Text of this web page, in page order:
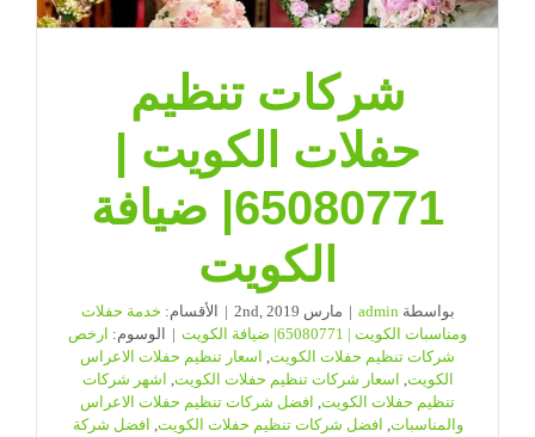
شركات تنظيم
حفلات الكويت |
65080771| ضيافة
الكويت
بواسطةadmin
| مارس 2nd, 2019 | الأقسام: خدمة حفلات
ومناسبات الكويت | 65080771| ضيافة الكويت
| الوسوم: ارخص
شركات تنظيم حفلات الكويت, اسعار تنظيم حفلات الاعراس
الكويت, اسعار شركات تنظيم حفلات الكويت, اشهر شركات
تنظيم حفلات الكويت, افضل شركات تنظيم حفلات الاعراس
والمناسبات, افضل شركات تنظيم حفلات الكويت, افضل شركة